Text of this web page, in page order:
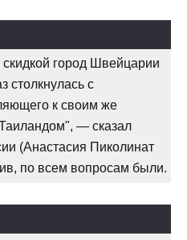
скидкой город Швейцарии
столкнулась с
к своим же
— сказал
(Анастасия Пиколинат
по всем вопросам были.